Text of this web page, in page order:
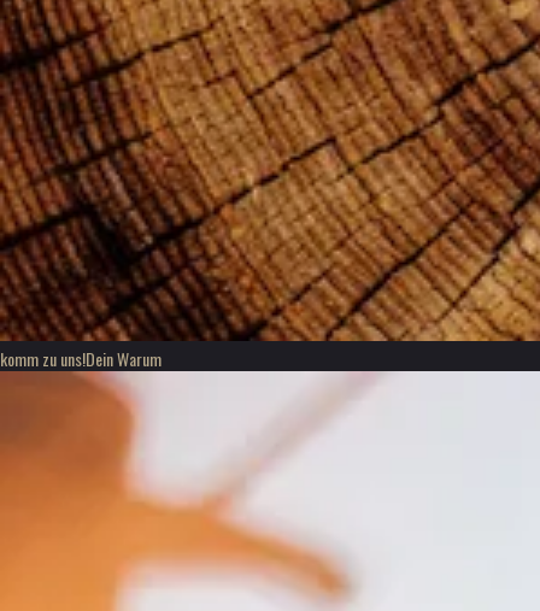
komm zu uns!Dein Warum